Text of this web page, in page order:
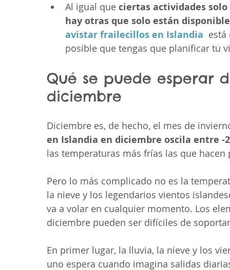
Al igual que ciertas actividades
hay otras que solo están
avistar frailecillos en Islandia está
posible que tengas que planificar tu
Qué se puede esperar
diciembre
Diciembre es, de hecho, el mes de
en Islandia en diciembre oscila entre -
las temperaturas más frías las que
Pero lo más complicado no es la
la nieve y los legendarios vientos
va a volar en cualquier momento. Los
diciembre pueden ser difíciles de
En primer lugar, la lluvia, la nieve y los
uno espera cuando imagina salidas